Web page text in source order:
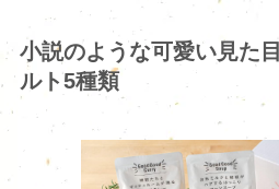
小説のような可愛い見た
ルト5種類